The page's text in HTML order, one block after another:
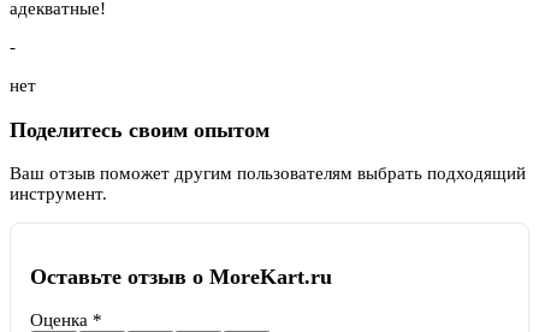
адекватные!
-
нет
Поделитесь своим опытом
Ваш отзыв поможет другим пользователям выбрать подходящий
инструмент.
Оставьте отзыв о MoreKart.ru
Оценка *